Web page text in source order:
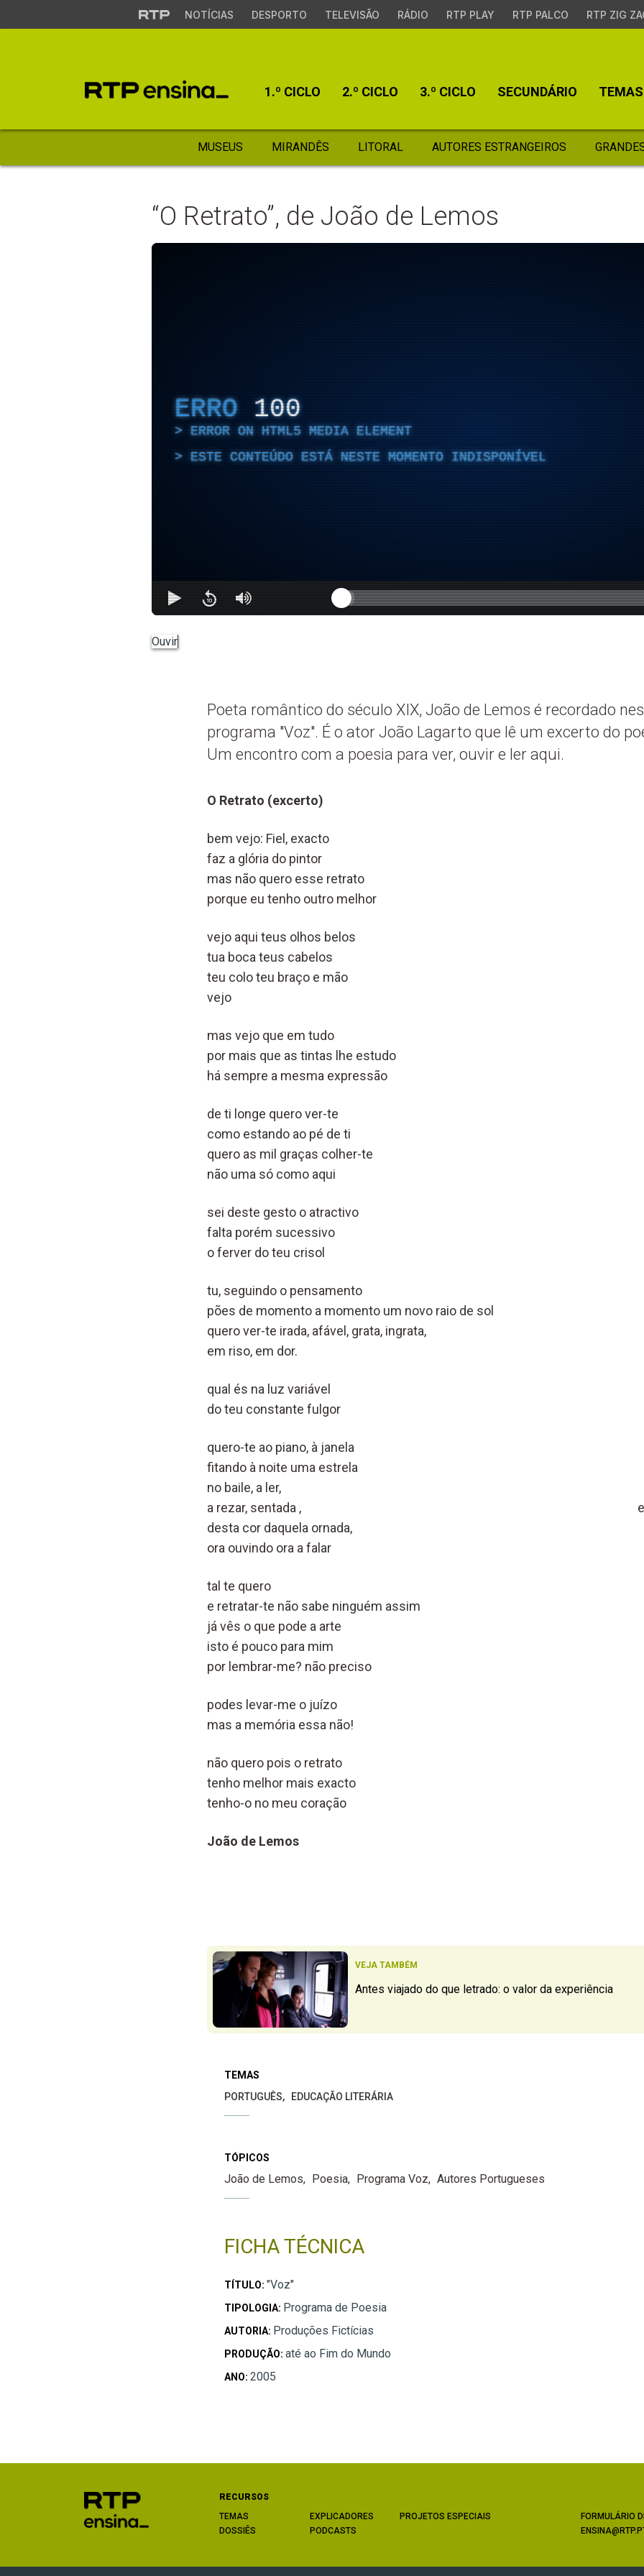
NOTÍCIAS DESPORTO TELEVISÃO RÁDIO RTP PLAY RTP PALCO RTP ZIG
1.º CICLO 2.º CICLO 3.º CICLO SECUNDÁRIO TEMAS
MUSEUS MIRANDÊS LITORAL AUTORES ESTRANGEIROS
“O Retrato”, de João de Lemos
ERRO 100
ERROR ON HTML5 MEDIA ELEMENT
ESTE CONTEÚDO ESTÁ NESTE MOMENTO INDISPONÍVEL
Ouvir
Poeta romântico do século XIX, João de Lemos é recordado
programa "Voz". É o ator João Lagarto que lê um excerto do
Um encontro com a poesia para ver, ouvir e ler aqui.
O Retrato (excerto)
bem vejo: Fiel, exacto
faz a glória do pintor
mas não quero esse retrato
porque eu tenho outro melhor
vejo aqui teus olhos belos
tua boca teus cabelos
teu colo teu braço e mão
vejo
mas vejo que em tudo
por mais que as tintas lhe estudo
há sempre a mesma expressão
de ti longe quero ver-te
como estando ao pé de ti
quero as mil graças colher-te
não uma só como aqui
sei deste gesto o atractivo
falta porém sucessivo
o ferver do teu crisol
tu, seguindo o pensamento
pões de momento a momento um novo raio de sol
quero ver-te irada, afável, grata, ingrata,
em riso, em dor.
qual és na luz variável
do teu constante fulgor
quero-te ao piano, à janela
fitando à noite uma estrela
no baile, a ler,
a rezar, sentada , em pé,
desta cor daquela ornada,
ora ouvindo ora a falar
tal te quero
e retratar-te não sabe ninguém assim
já vês o que pode a arte
isto é pouco para mim
por lembrar-me? não preciso
podes levar-me o juízo
mas a memória essa não!
não quero pois o retrato
tenho melhor mais exacto
tenho-o no meu coração
João de Lemos
VEJA TAMBÉM
Antes viajado do que letrado: o valor da experiência
TEMAS
PORTUGUÊS
EDUCAÇÃO LITERÁRIA
TÓPICOS
João de Lemos Poesia Programa Voz Autores Portugueses
FICHA TÉCNICA
TÍTULO: "Voz"
TIPOLOGIA: Programa de Poesia
AUTORIA: Produções Fictícias
PRODUÇÃO: até ao Fim do Mundo
ANO: 2005
RECURSOS
TEMAS
DOSSIÊS
EXPLICADORES
PODCASTS
PROJETOS ESPECIAIS
FORMULÁRIO